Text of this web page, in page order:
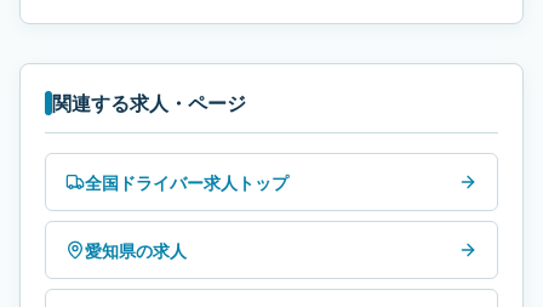
関連する求人・ページ
全国ドライバー求人トップ
愛知県の求人